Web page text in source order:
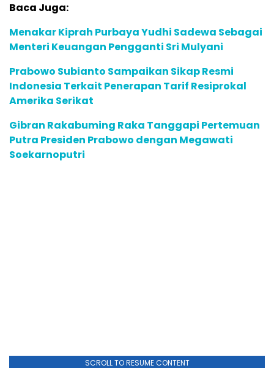
Baca Juga:
Menakar Kiprah Purbaya Yudhi Sadewa Sebagai
Menteri Keuangan Pengganti Sri Mulyani
Prabowo Subianto Sampaikan Sikap Resmi
Indonesia Terkait Penerapan Tarif Resiprokal
Amerika Serikat
Gibran Rakabuming Raka Tanggapi Pertemuan
Putra Presiden Prabowo dengan Megawati
Soekarnoputri
SCROLL TO RESUME CONTENT